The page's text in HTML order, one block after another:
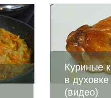
Куриные
в
(видео)